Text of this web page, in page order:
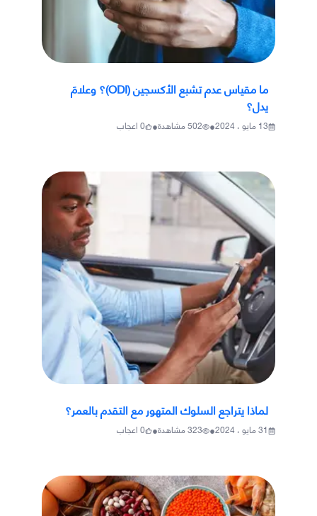
ما مقياس عدم تشبع الأكسجين (ODI)؟ وعلامَ
يدل؟
13 مايو ، 2024 •
502مشاهدة•
0اعجاب
لماذا يتراجع السلوك المتهور مع التقدم بالعمر؟
31 مايو ، 2024 •
323مشاهدة•
0اعجاب